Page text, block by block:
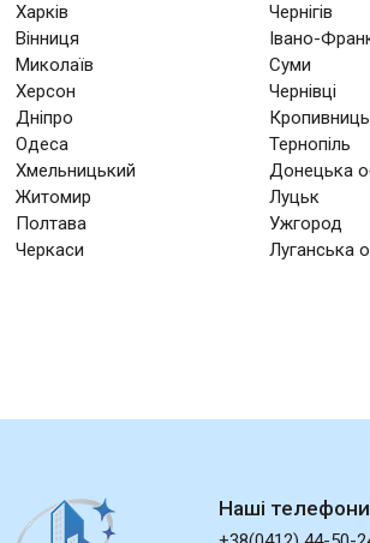
Харків
Чернігів
Вінниця
Івано-
Миколаїв
Суми
Херсон
Чернівці
Дніпро
Одеса
Тернопіль
Хмельницький
Донецька
Житомир
Луцьк
Полтава
Ужгород
Черкаси
Луганська
Наші телефони